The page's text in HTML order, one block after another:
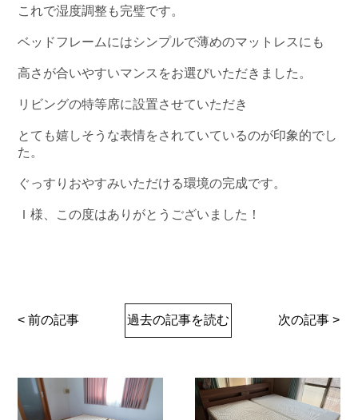
これで湿度調整も完璧です。
ベッドフレームにはシンプルで薄めのマットレスにも
高さが合いやすいマンスをお選びいただきました。
リビングの特等席に設置させていただき
とても嬉しそうな表情をされていているのが印象的でし
た。
ぐっすりおやすみいただける環境の完成です。
Ｉ様、この度はありがとうございました！
< 前の記事 過去の記事を読む 次の記事 >